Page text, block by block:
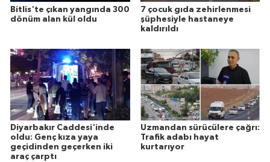
Bitlis'te çıkan yangında 300
dönüm alan kül oldu
7 çocuk gıda zehirlenmesi
şüphesiyle hastaneye
kaldırıldı
Diyarbakır Caddesi'inde
oldu: Genç kıza yaya
geçidinden geçerken iki
araç çarptı
Uzmandan sürücülere çağrı:
Trafik adabı hayat
kurtarıyor